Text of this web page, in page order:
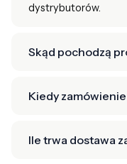
dystrybutorów.
Skąd pochodzą
Kiedy
Ile trwa dostawa